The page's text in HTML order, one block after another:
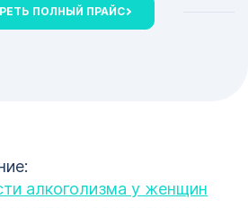
ПОЛНЫЙ ПРАЙС
алкоголизма у женщин